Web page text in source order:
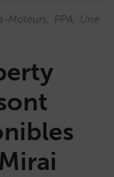
Moteurs PPA Une